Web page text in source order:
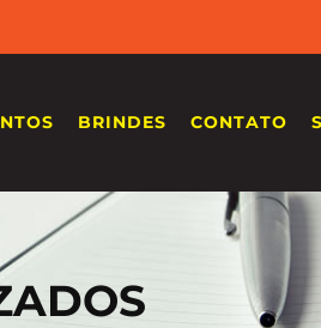
BRINDES CONTATO